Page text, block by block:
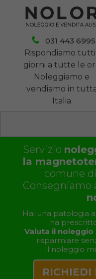
031 443 6995
Rispondiamo tutti
giorni a tutte le
Noleggiamo e
vendiamo in
Italia
Servizio
la
comune
Consegniamo
Hai una patologia
ha
Valuta il
risparmiare
Il noleggio
RICHIEDI